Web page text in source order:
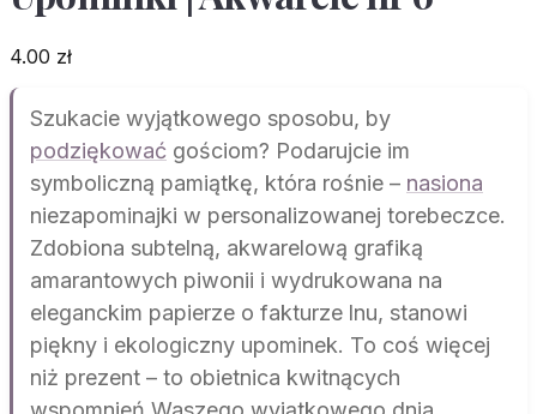
4.00 zł
Szukacie wyjątkowego sposobu, by
podziękować gościom? Podarujcie im
symboliczną pamiątkę, która rośnie – nasiona
niezapominajki w personalizowanej torebeczce.
Zdobiona subtelną, akwarelową grafiką
amarantowych piwonii i wydrukowana na
eleganckim papierze o fakturze lnu, stanowi
piękny i ekologiczny upominek. To coś więcej
niż prezent – to obietnica kwitnących